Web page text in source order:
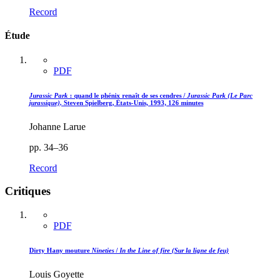
Record
Étude
PDF
Jurassic Park : quand le phénix renaît de ses cendres / Jurassic Park (Le Parc
jurassique), Steven Spielberg, États-Unis, 1993, 126 minutes
Johanne Larue
pp. 34–36
Record
Critiques
PDF
Dirty Hany mouture Nineties / In the Line of fire (Sur la ligne de feu)
Louis Goyette